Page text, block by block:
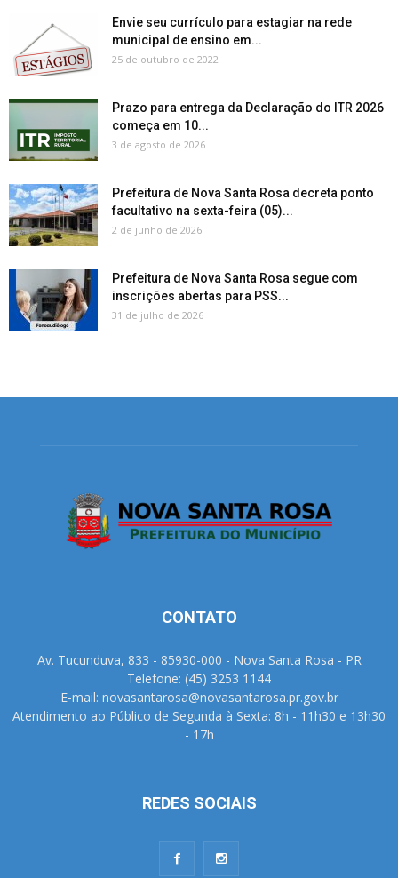
Envie seu currículo para estagiar na rede
municipal de ensino em...
25 de outubro de 2022
Prazo para entrega da Declaração do ITR 2026
começa em 10...
3 de agosto de 2026
Prefeitura de Nova Santa Rosa decreta ponto
facultativo na sexta-feira (05)...
2 de junho de 2026
Prefeitura de Nova Santa Rosa segue com
inscrições abertas para PSS...
31 de julho de 2026
CONTATO
Av. Tucunduva, 833 - 85930-000 - Nova Santa Rosa - PR
Telefone: (45) 3253 1144
E-mail: novasantarosa@novasantarosa.pr.gov.br
Atendimento ao Público de Segunda à Sexta: 8h - 11h30 e 13h30
- 17h
REDES SOCIAIS